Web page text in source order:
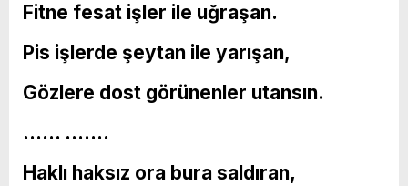
Fitne fesat işler ile uğraşan.
Pis işlerde şeytan ile yarışan,
Gözlere dost görünenler utansın.
…… …….
Haklı haksız ora bura saldıran,